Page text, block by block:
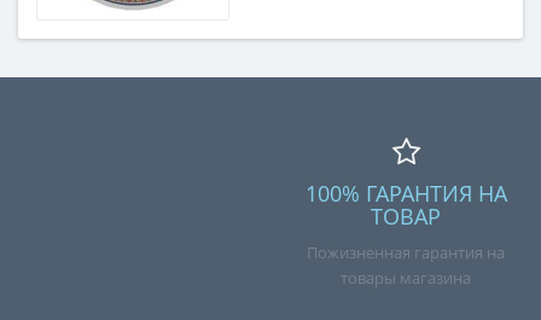
100% ГАРАНТИЯ НА
ТОВАР
Пожизненная гарантия на
товары магазина